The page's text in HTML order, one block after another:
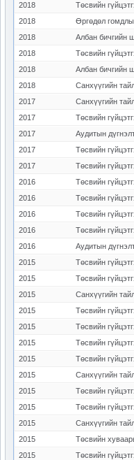
2018
Төсвийн
2018
2018
2018
Төсвийн
2018
2018
Санхүүгийн
2017
Санхүүгийн
2017
Төсвийн
2017
Аудитын
2017
Төсвийн
2017
Төсвийн
2016
Төсвийн
2016
Төсвийн
2016
Төсвийн
2016
Төсвийн
2016
Аудитын
2015
Төсвийн
2015
Төсвийн
2015
Санхүүгийн
2015
Төсвийн
2015
Төсвийн
2015
Төсвийн
2015
Төсвийн
2015
Санхүүгийн
2015
Төсвийн
2015
Төсвийн
2015
Санхүүгийн
2015
Төсвийн
2015
Төсвийн